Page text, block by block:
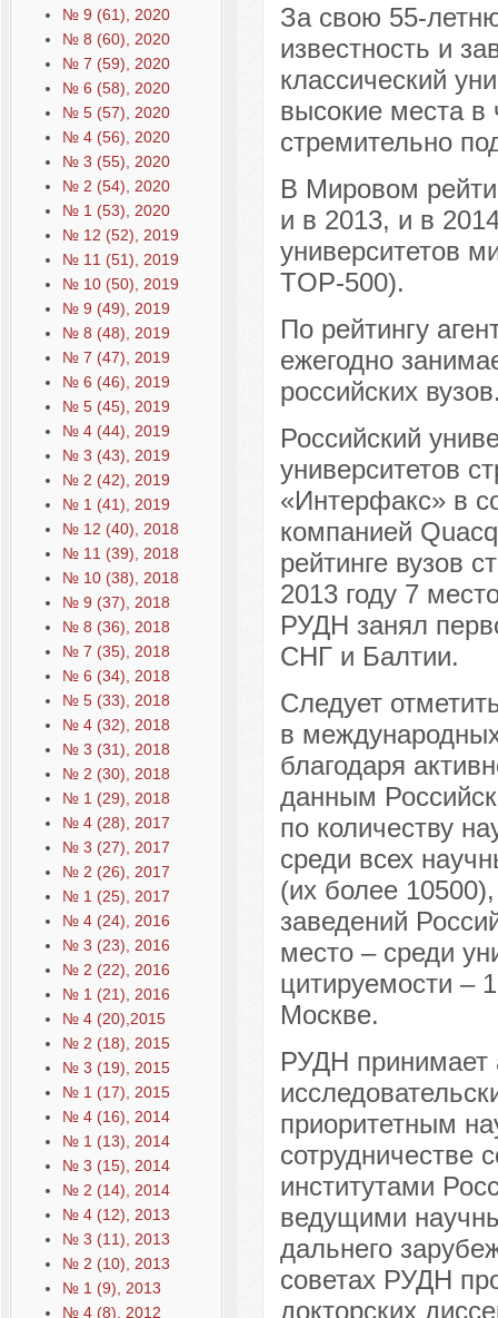
№ 9 (61), 2020
№ 8 (60), 2020
№ 7 (59), 2020
№ 6 (58), 2020
№ 5 (57), 2020
№ 4 (56), 2020
№ 3 (55), 2020
№ 2 (54), 2020
№ 1 (53), 2020
№ 12 (52), 2019
№ 11 (51), 2019
№ 10 (50), 2019
№ 9 (49), 2019
№ 8 (48), 2019
№ 7 (47), 2019
№ 6 (46), 2019
№ 5 (45), 2019
№ 4 (44), 2019
№ 3 (43), 2019
№ 2 (42), 2019
№ 1 (41), 2019
№ 12 (40), 2018
№ 11 (39), 2018
№ 10 (38), 2018
№ 9 (37), 2018
№ 8 (36), 2018
№ 7 (35), 2018
№ 6 (34), 2018
№ 5 (33), 2018
№ 4 (32), 2018
№ 3 (31), 2018
№ 2 (30), 2018
№ 1 (29), 2018
№ 4 (28), 2017
№ 3 (27), 2017
№ 2 (26), 2017
№ 1 (25), 2017
№ 4 (24), 2016
№ 3 (23), 2016
№ 2 (22), 2016
№ 1 (21), 2016
№ 4 (20),2015
№ 2 (18), 2015
№ 3 (19), 2015
№ 1 (17), 2015
№ 4 (16), 2014
№ 1 (13), 2014
№ 3 (15), 2014
№ 2 (14), 2014
№ 4 (12), 2013
№ 3 (11), 2013
№ 2 (10), 2013
№ 1 (9), 2013
№ 4 (8), 2012
За свою 55-
известность и
классический
высокие места в
стремительно
В Мировом
и в 2013, и в
университетов
TOP-500).
По рейтингу
ежегодно
российских
Российский
университетов
«Интерфакс» в
компанией
рейтинге вузов
2013 году 7
РУДН занял
СНГ и Балтии.
Следует
в
благодаря
данным
по количеству
среди всех
(их более
заведений
место – среди
цитируемости –
Москве.
РУДН принимает
приоритетным
сотрудничестве
институтами
ведущими
дальнего
советах РУДН
докторских